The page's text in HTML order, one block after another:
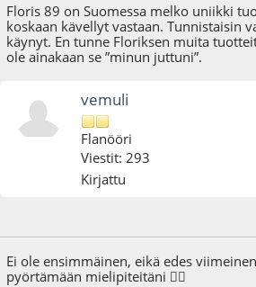
Floris 89 on Suomessa melko uniikki
koskaan kävellyt vastaan. Tunnistaisin
käynyt. En tunne Floriksen muita
ole ainakaan se ”minun juttuni”.
vemuli
Flanööri
Viestit: 293
Kirjattu
Ei ole ensimmäinen, eikä edes
pyörtämään mielipiteitäni 🤦‍♂️